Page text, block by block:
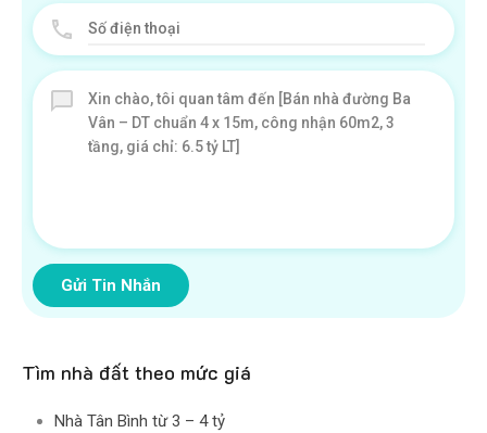
Gửi Tin Nhắn
Tìm nhà đất theo mức giá
Nhà Tân Bình từ 3 – 4 tỷ